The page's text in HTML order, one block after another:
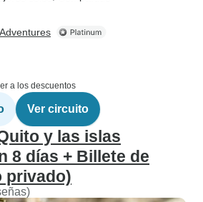
a los descuentos
Ver circuito
y las islas
8 días + Billete de
privado)